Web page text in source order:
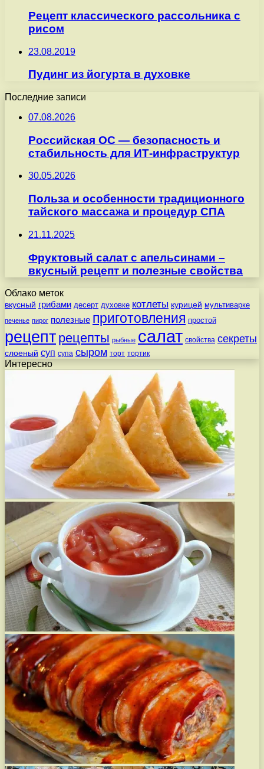
Рецепт классического рассольника с
рисом
23.08.2019
Пудинг из йогурта в духовке
Последние записи
07.08.2026
Российская ОС — безопасность и
стабильность для ИТ-инфраструктур
30.05.2026
Польза и особенности традиционного
тайского массажа и процедур СПА
21.11.2025
Фруктовый салат с апельсинами –
вкусный рецепт и полезные свойства
Облако меток
вкусный грибами десерт духовке котлеты курицей мультиварке
печенье пирог полезные приготовления простой
рецепт рецепты рыбные салат свойства секреты
слоеный суп супа сыром торт тортик
Интересно